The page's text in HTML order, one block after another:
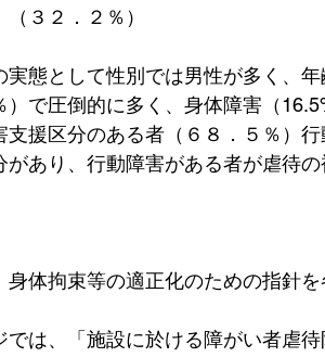
３２．２％）
態として性別では男性が多く、
で圧倒的に多く、身体障害（
支援区分のある者（６８．５％）
あり、行動障害がある者が虐待の
体拘束等の適正化のための指針
は、「施設に於ける障がい者虐